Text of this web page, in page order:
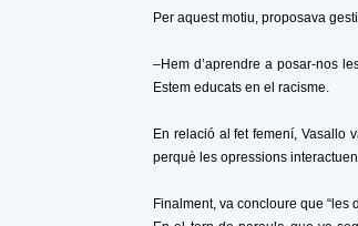
Per aquest motiu, proposava
–Hem d’aprendre a posar-nos
Estem educats en el racisme.
En relació al fet femení, Vasallo
perquè les opressions
Finalment, va concloure que